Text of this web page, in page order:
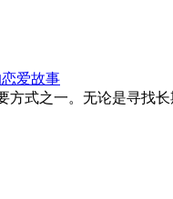
爱故事
式之一。无论是寻找